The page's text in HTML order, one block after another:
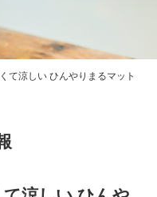
て涼しい ひんやりまるマット